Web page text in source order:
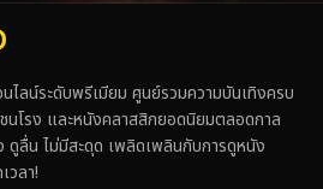
ลน์ระดับพรีเมียม ศูนย์รวมความบันเทิงครบ
นโรง และหนังคลาสสิกยอดนิยมตลอดกาล
ดูลื่น ไม่มีสะดุด เพลิดเพลินกับการดูหนัง
วลา!